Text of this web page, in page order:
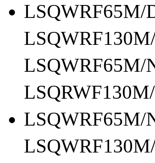
LSQWRF65M/
LSQWRF65M/
LSQWRF65M/